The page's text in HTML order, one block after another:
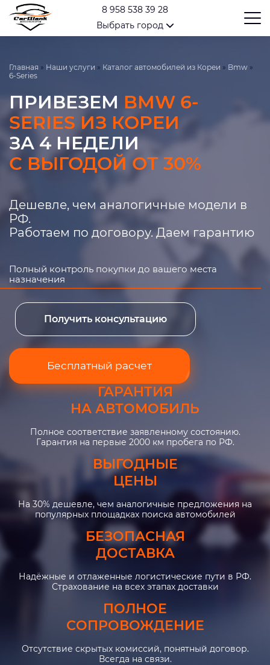
8 958 538 39 28
Выбрать город
Главная » Наши услуги » Каталог автомобилей из Кореи » Bmw »
6-Series
ПРИВЕЗЕМ BMW 6-
SERIES ИЗ КОРЕИ
ЗА 4 НЕДЕЛИ
С ВЫГОДОЙ ОТ 30%
Дешевле, чем аналогичные модели в
РФ.
Работаем по договору. Даем гарантию
Полный контроль покупки до вашего места
назначения
Получить консультацию
Бесплатный расчет
ГАРАНТИЯ
НА АВТОМОБИЛЬ
Полное соответствие заявленному состоянию.
Гарантия на первые 2000 км пробега по РФ.
ВЫГОДНЫЕ
ЦЕНЫ
На 30% дешевле, чем аналогичные предложения на
популярных площадках поиска автомобилей
БЕЗОПАСНАЯ
ДОСТАВКА
Надёжные и отлаженные логистические пути в РФ.
Страхование на всех этапах доставки
ПОЛНОЕ
СОПРОВОЖДЕНИЕ
Отсутствие скрытых комиссий, понятный договор.
Всегда на связи.